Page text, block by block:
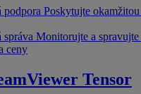
podpora Poskytujte okamžitou
správa Monitorujte a
ceny
Tensor